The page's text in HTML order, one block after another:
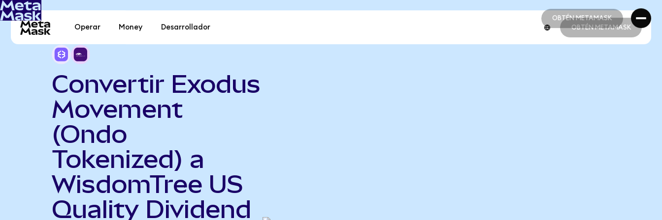
OBTÉN METAMASK
OBTÉN METAMASK
Operar Money Desarrollador OBTÉN METAMASK
Convertir Exodus
Movement
(Ondo
Tokenized) a
WisdomTree US
Quality Dividend